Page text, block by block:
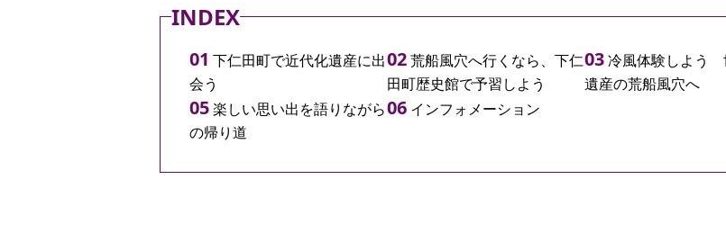
INDEX
下仁田町で近代化遺産に出
会う
荒船風穴へ行くなら、下仁
田町歴史館で予習しよう
冷風体験しよう
遺産の荒船風穴へ
楽しい思い出を語りながら
の帰り道
インフォメーション